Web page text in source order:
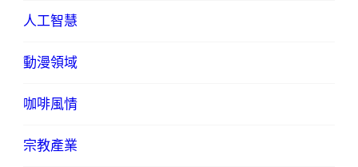
人工智慧
動漫領域
咖啡風情
宗教產業